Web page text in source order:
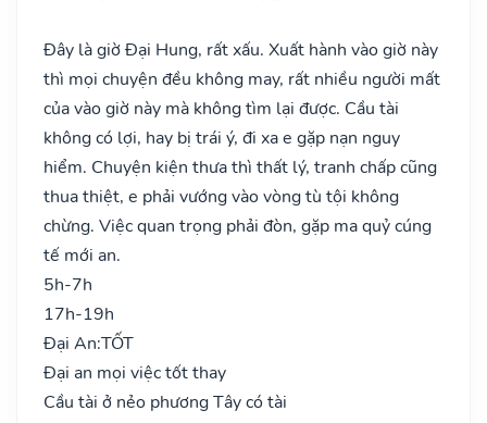
Đây là giờ Đại Hung, rất xấu. Xuất hành vào giờ này
thì mọi chuyện đều không may, rất nhiều người mất
của vào giờ này mà không tìm lại được. Cầu tài
không có lợi, hay bị trái ý, đi xa e gặp nạn nguy
hiểm. Chuyện kiện thưa thì thất lý, tranh chấp cũng
thua thiệt, e phải vướng vào vòng tù tội không
chừng. Việc quan trọng phải đòn, gặp ma quỷ cúng
tế mới an.
5h-7h
17h-19h
Đại An:TỐT
Đại an mọi việc tốt thay
Cầu tài ở nẻo phương Tây có tài